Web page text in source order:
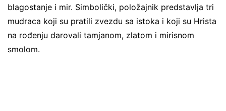
blagostanje i mir. Simbolički, položajnik predstavlja tri
mudraca koji su pratili zvezdu sa istoka i koji su Hrista
na rođenju darovali tamjanom, zlatom i mirisnom
smolom.